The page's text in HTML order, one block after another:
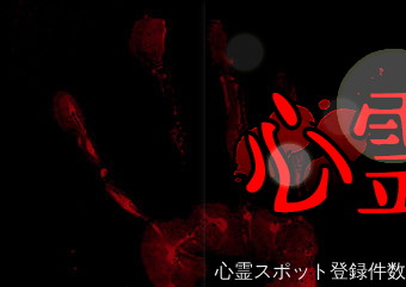
心霊スポット登録件数